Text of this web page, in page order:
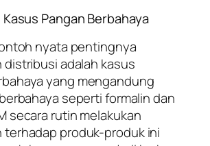
Pangan Berbahaya
nyata pentingnya
distribusi adalah kasus
yang mengandung
seperti formalin dan
secara rutin melakukan
terhadap produk-produk ini